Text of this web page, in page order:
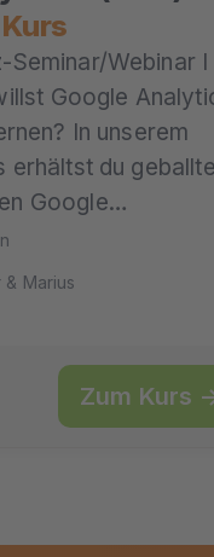
Seminar/Webinar I
Google
In unserem
erhältst du
Google…
Marius
Zum Kurs